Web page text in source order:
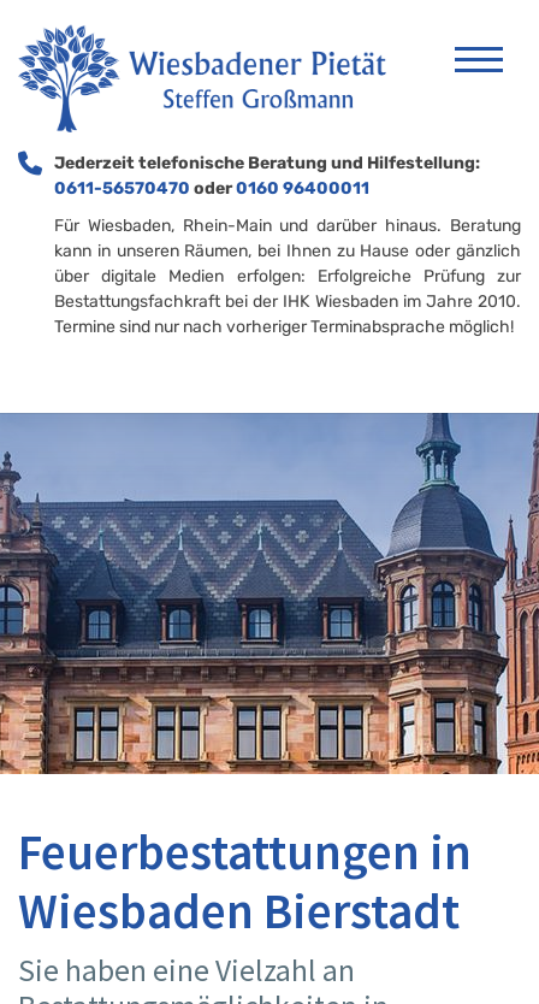
Jederzeit telefonische Beratung und Hilfestellung:
0611-56570470 oder0160 96400011
Für Wiesbaden, Rhein-Main und darüber hinaus. Beratung
kann in unseren Räumen, bei Ihnen zu Hause oder gänzlich
über digitale Medien erfolgen: Erfolgreiche Prüfung zur
Bestattungsfachkraft bei der IHK Wiesbaden im Jahre 2010.
Termine sind nur nach vorheriger Terminabsprache möglich!
Feuerbestattungen in
Wiesbaden Bierstadt
Sie haben eine Vielzahl an